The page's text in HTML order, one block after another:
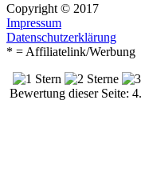
Copyright © 2017
Impressum
Datenschutzerklärung
* = Affiliatelink/Werbung
Bewertung dieser Seite: